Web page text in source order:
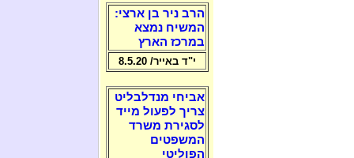
הרב ניר בן ארצי:
המשיח נמצא
במרכז הארץ
י"ד באייר/ 8.5.20
אביחי מנדלבליט
צריך לפעול מייד
לסגירת משרד
המשפטים
הפוליטי